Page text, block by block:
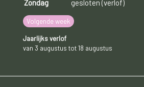
Zondag
gesloten (verlof)
Volgende week
Jaarlijks verlof
van 3 augustus tot 18 augustus